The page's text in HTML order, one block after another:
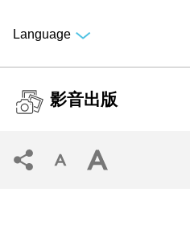
Language
影音出版